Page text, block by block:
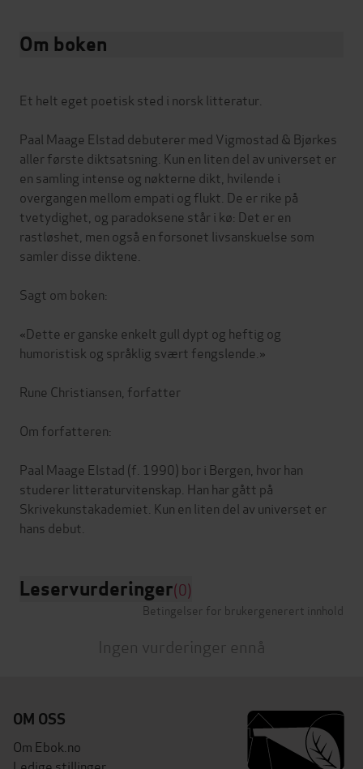
Om boken
Et helt eget poetisk sted i norsk litteratur.
Paal Maage Elstad debuterer med Vigmostad & Bjørkes
aller første diktsatsning. Kun en liten del av universet er
en samling intense og nøkterne dikt, hvilende i
overgangen mellom empati og flukt. De er rike på
tvetydighet, og paradoksene står i kø: Det er en
rastløshet, men også en forsonet livsanskuelse som
samler disse diktene.
Sagt om boken:
«Dette er ganske enkelt gull dypt og heftig og
humoristisk og språklig svært fengslende.»
Rune Christiansen, forfatter
Om forfatteren:
Paal Maage Elstad (f. 1990) bor i Bergen, hvor han
studerer litteraturvitenskap. Han har gått på
Skrivekunstakademiet. Kun en liten del av universet er
Leservurderinger(0)
Betingelser for brukergenerert innhold
Ingen vurderinger ennå
OM OSS
Om Ebok.no